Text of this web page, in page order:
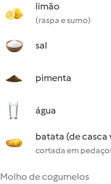
limão
(raspa e sumo)
sal
pimenta
água
batata (de
cortada em
Molho de cogumelos